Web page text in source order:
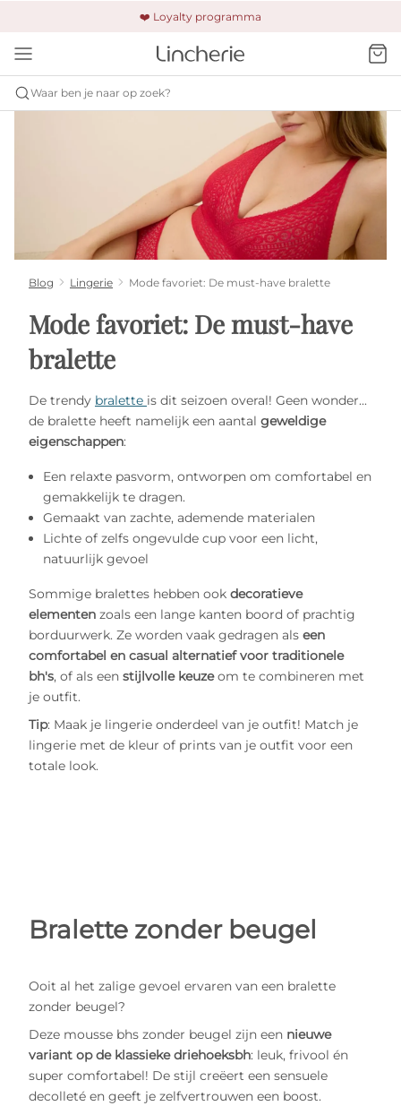
❤️ Loyalty programma
🚚 Gratis verzending & retour
🔒 Altijd veilig betalen
Waar ben je naar op zoek?
Blog Lingerie Mode favoriet: De must-have bralette
Mode favoriet: De must-have
bralette
De trendy bralette is dit seizoen overal! ​ Geen wonder...
de bralette heeft namelijk een aantal geweldige
eigenschappen: ​
Een relaxte pasvorm, ontworpen om comfortabel en
gemakkelijk te dragen.​
Gemaakt van zachte, ademende materialen​
Lichte of zelfs ongevulde cup voor een licht,
natuurlijk gevoel​
Sommige bralettes hebben ook decoratieve
elementen zoals een lange kanten boord of prachtig
borduurwerk. ​ Ze worden vaak gedragen als een
comfortabel en casual alternatief voor traditionele
bh's, of als een stijlvolle keuzeom te combineren met
je outfit.
Tip: Maak je lingerie onderdeel van je outfit! Match je
lingerie met de kleur of prints van je outfit voor een
totale look.
Bralette zonder beugel
Ooit al het zalige gevoel ervaren van een bralette
zonder beugel?
Deze mousse bhs zonder beugel zijn een nieuwe
variant op de klassieke driehoeksbh: leuk, frivool én
super comfortabel! De stijl creëert een sensuele
decolleté en geeft je zelfvertrouwen een boost.